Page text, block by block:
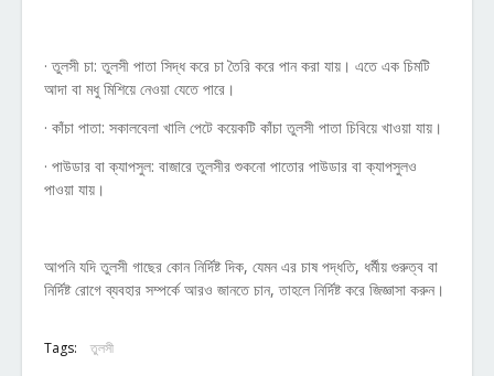
· তুলসী চা: তুলসী পাতা সিদ্ধ করে চা তৈরি করে পান করা যায়। এতে এক চিমটি
আদা বা মধু মিশিয়ে নেওয়া যেতে পারে।
· কাঁচা পাতা: সকালবেলা খালি পেটে কয়েকটি কাঁচা তুলসী পাতা চিবিয়ে খাওয়া যায়।
· পাউডার বা ক্যাপসুল: বাজারে তুলসীর শুকনো পাতাের পাউডার বা ক্যাপসুলও
পাওয়া যায়।
আপনি যদি তুলসী গাছের কোন নির্দিষ্ট দিক, যেমন এর চাষ পদ্ধতি, ধর্মীয় গুরুত্ব বা
নির্দিষ্ট রোগে ব্যবহার সম্পর্কে আরও জানতে চান, তাহলে নির্দিষ্ট করে জিজ্ঞাসা করুন।
Tags: তুলসী